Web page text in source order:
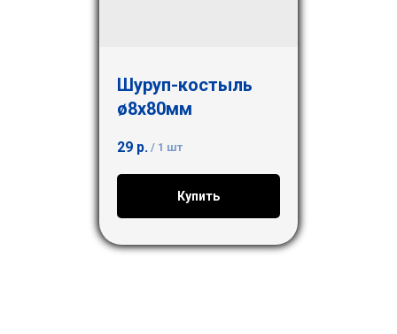
Шуруп-костыль
ø8х80мм
29 р. / 1 шт
Купить